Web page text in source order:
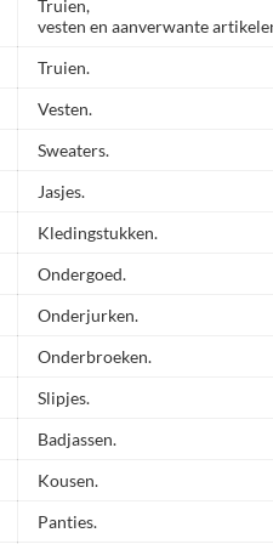
Truien,
vesten en aanverwante
Truien.
Vesten.
Sweaters.
Jasjes.
Kledingstukken.
Ondergoed.
Onderjurken.
Onderbroeken.
Slipjes.
Badjassen.
Kousen.
Panties.